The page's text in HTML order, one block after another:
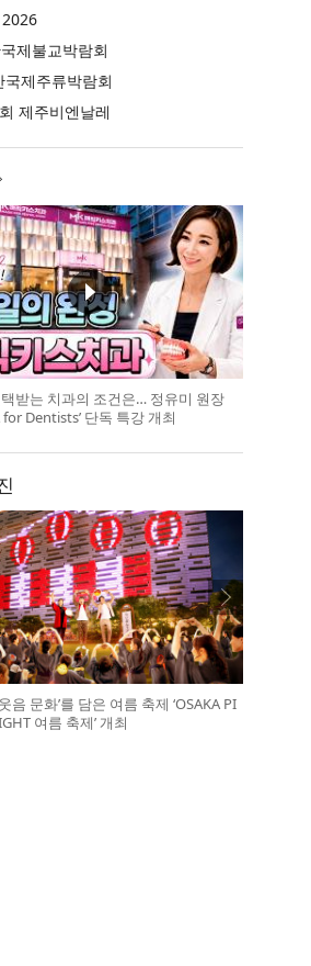
제불교박람회
제주류박람회
제주비엔날레
받는 치과의 조건은… 정유미 원장
for Dentists’ 단독 특강 개최
음 문화’를 담은 여름 축제 ‘OSAKA PI
여름 축제’ 개최